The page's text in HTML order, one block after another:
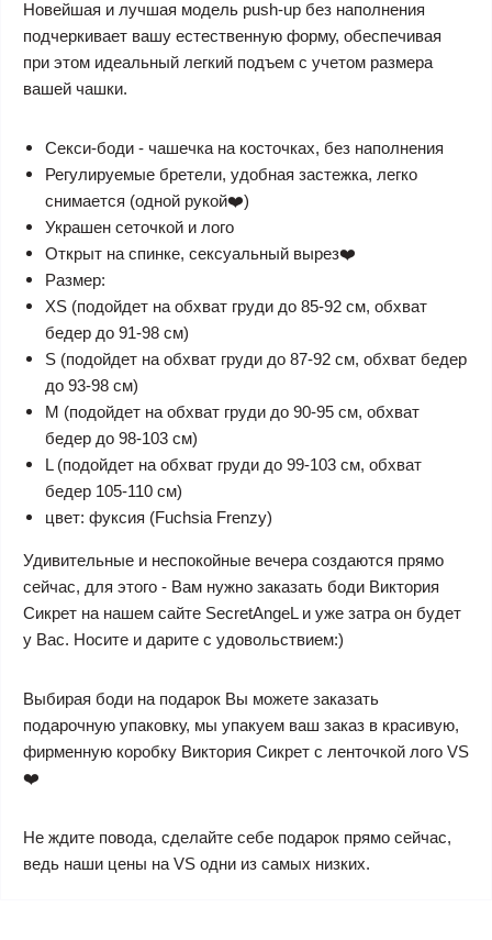
Новейшая и лучшая модель push-up без наполнения
подчеркивает вашу естественную форму, обеспечивая
при этом идеальный легкий подъем с учетом размера
вашей чашки.
Секси-боди - чашечка на косточках, без наполнения
Регулируемые бретели, удобная застежка, легко
снимается (одной рукой❤️)
Украшен сеточкой и лого
Открыт на спинке, сексуальный вырез❤️
Размер:
XS (подойдет на обхват груди до 85-92 см, обхват
бедер до 91-98 см)
S (подойдет на обхват груди до 87-92 см, обхват бедер
до 93-98 см)
M (подойдет на обхват груди до 90-95 см, обхват
бедер до 98-103 см)
L (подойдет на обхват груди до 99-103 см, обхват
бедер 105-110 см)
цвет: фуксия (Fuchsia Frenzy)
Удивительные и неспокойные вечера создаются прямо
сейчас, для этого - Вам нужно заказать боди Виктория
Сикрет на нашем сайте SecretAngeL и уже затра он будет
у Вас. Носите и дарите с удовольствием:)
Выбирая боди на подарок Вы можете заказать
подарочную упаковку, мы упакуем ваш заказ в красивую,
фирменную коробку Виктория Сикрет с ленточкой лого VS
❤️
Не ждите повода, сделайте себе подарок прямо сейчас,
ведь наши цены на VS одни из самых низких.